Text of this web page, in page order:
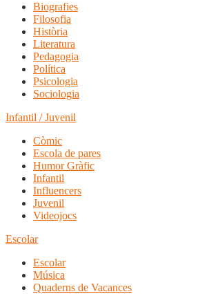
Biografies
Filosofia
Història
Literatura
Pedagogia
Política
Psicologia
Sociologia
Infantil / Juvenil
Còmic
Escola de pares
Humor Gràfic
Infantil
Influencers
Juvenil
Videojocs
Escolar
Escolar
Música
Quaderns de Vacances